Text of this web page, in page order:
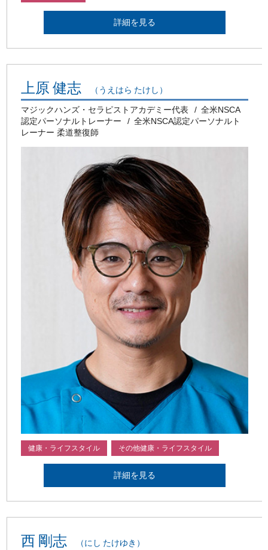
詳細を見る
上原 健志 （うえはら たけし）
マジックハンズ・セラピストアカデミー代表
全米NSCA
認定パーソナルトレーナー
全米NSCA認定パーソナルト
レーナー 柔道整復師
健康・ライフスタイル その他健康・ライフスタイル
詳細を見る
西 剛志 （にし たけゆき）